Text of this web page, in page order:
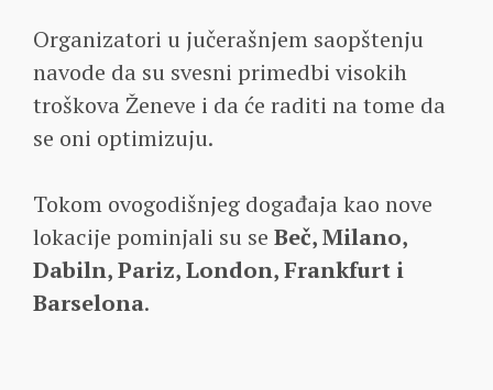
Organizatori u jučerašnjem saopštenju
navode da su svesni primedbi visokih
troškova Ženeve i da će raditi na tome da
se oni optimizuju.
Tokom ovogodišnjeg događaja kao nove
lokacije pominjali su se Beč, Milano,
Dabiln, Pariz, London, Frankfurt i
Barselona.